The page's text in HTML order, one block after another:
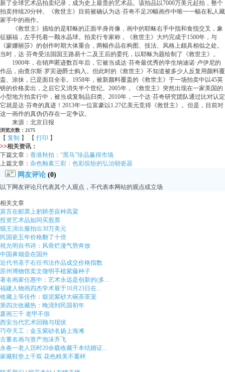
新了全球艺术品拍卖纪录，成为史上最贵的艺术品。该拍品以7000万美元起拍，整个
拍卖持续20分钟。《救世主》目前被确认为达·芬奇不足20幅画作中唯一一幅在私人藏
家手中的画作。
《救世主》描绘的是耶稣的正面半身肖像，画中的耶稣右手中指和食指交叉，象
征赐福，左手托着一颗水晶球。拍卖行专家称，《救世主》大约完成于1500年，与
《蒙娜丽莎》的创作时期大体重合，两幅作品在构图、技法、风格上颇具相似之处。
当时，达·芬奇受法国国王路易十二及王后的委托，以耶稣为题绘制了《救世主》。
1900年，在销声匿迹数百年后，它被当成达·芬奇最优秀的学生纳迪诺·卢伊尼的
作品，由查尔斯·罗宾逊爵士购入。但此时的《救世主》不知道被多少人反复用颜料覆
盖、涂抹，已是面目全非。1958年，被新颜料覆盖的《救世主》于一场拍卖中以45英
镑的价格卖出，之后它又消失半个世纪。2005年，《救世主》突然出现在一家美国的
小型地方拍卖行中，被当成复制品归类。2010年，一个达·芬奇研究团队通过比对认定
它就是达·芬奇的真迹！2013年一位富豪以1.27亿美元竞得《救世主》。但是，目前对
这一画作的真伪仍存在一定争议。
来源：北京日报
浏览次数：2175
【 复制 】 【 打印 】
>>相关资讯：
下篇文章： 香港秋拍：“黑马”珍品赢得市场
上篇文章： 杂色釉素三彩：色彩缤纷的弘治朝瓷器
网友评论 (0)
以下网友评论只代表其个人观点，不代表本网站的观点或立场
相关文章
莫言在邮票上躬耕垄亩种高粱
投资艺术品如同买股票
猫王演出服拍出30万美元
民国瓷五年价格翻了十倍
祝允明自书诗：风骨烂漫气势奔放
中国鼻烟壶在国外
近代书圣于右任书法作品成交价格指数
苏州博物馆卖文徵明手植紫藤种子
著名画家任惠中：艺术永远是创新的(多...
福建人物画四杰学术展于10月23日在...
收藏上等佳作：煅泥紫砂大碗茶茶宠
第四次收藏热：晚清到民国初年
废画三千 老甲不假
西安当代艺术回顾与现状
巧夺天工：金玉紫砂名扬上海滩
古董名画与资产泡沫齐飞
永春一老人历时20余载收藏千本结婚证...
家藏鞋垫上千双 花色精美不重样